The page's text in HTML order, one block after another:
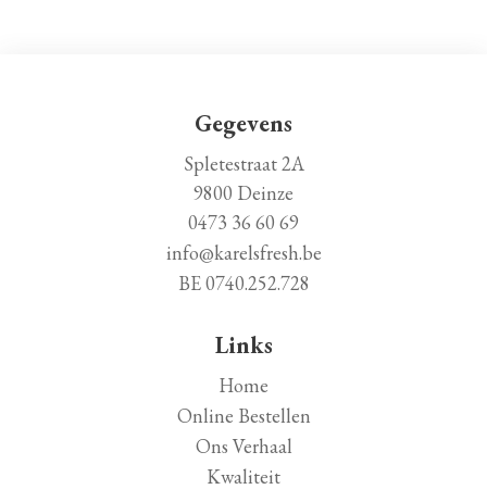
Gegevens
Spletestraat 2A
9800 Deinze
0473 36 60 69
info@karelsfresh.be
BE 0740.252.728
Links
Home
Online Bestellen
Ons Verhaal
Kwaliteit